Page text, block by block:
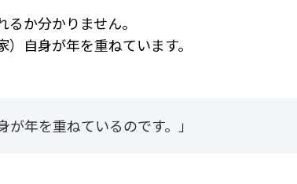
るか分かりません。
）自身が年を重ねています。
が年を重ねているのです。」